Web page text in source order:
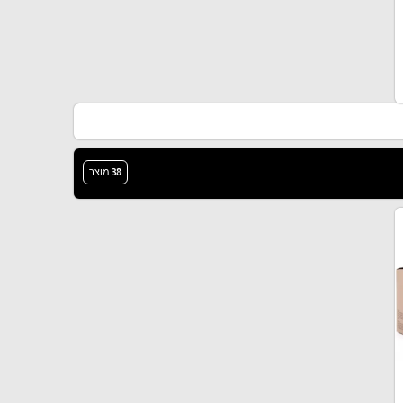
38 מוצר